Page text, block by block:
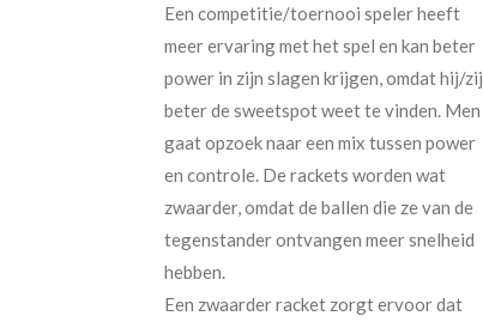
Een competitie/toernooi speler heeft
meer ervaring met het spel en kan beter
power in zijn slagen krijgen, omdat hij/zij
beter de sweetspot weet te vinden. Men
gaat opzoek naar een mix tussen power
en controle. De rackets worden wat
zwaarder, omdat de ballen die ze van de
tegenstander ontvangen meer snelheid
hebben.
Een zwaarder racket zorgt ervoor dat